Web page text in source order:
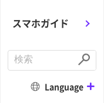
スマホガイド
n
S
u
m
Language